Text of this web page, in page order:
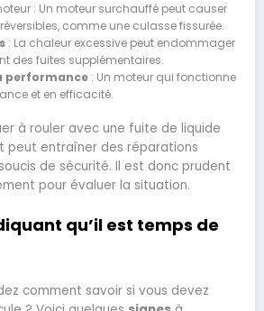
: Un moteur surchauffé peut causer
comme une culasse fissurée.
: La chaleur excessive peut endommager
des fuites supplémentaires.
performance: Un moteur qui fonctionne
et en efficacité.
à rouler avec une fuite de liquide
peut entraîner des réparations
de sécurité. Il est donc prudent
pour évaluer la situation.
qu’il est temps de
comment savoir si vous devez